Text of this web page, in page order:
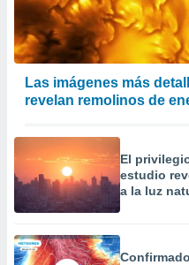
Las imágenes más
revelan remolinos de
El
estudio
a la luz